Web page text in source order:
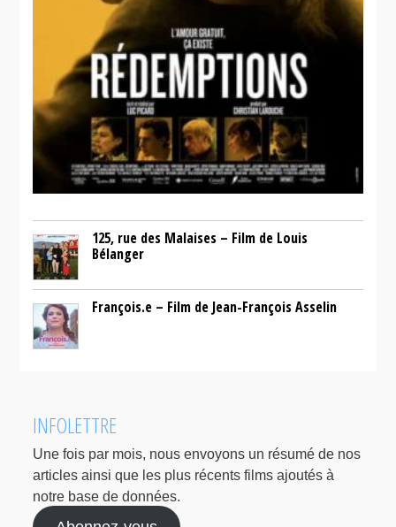
125, rue des Malaises – Film de Louis
Bélanger
François.e – Film de Jean-François Asselin
INFOLETTRE
Une fois par mois, nous envoyons un résumé de nos
articles ainsi que les plus récents films ajoutés à
notre base de données.